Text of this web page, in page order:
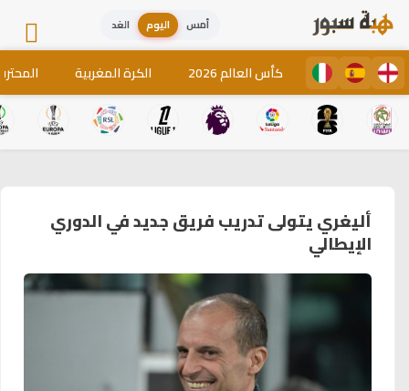
أمس اليوم الغد
كأس العالم 2026 الكرة المغربية
أليغري يتولى تدريب فريق جديد في الدوري
الإيطالي